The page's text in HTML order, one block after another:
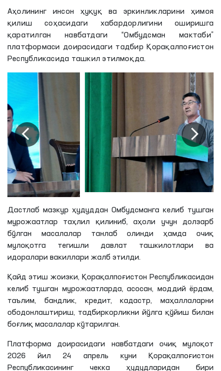
Аҳолининг инсон ҳуқуқ ва эркинликларини ҳимоя
қилиш соҳасидаги хабардорлигини оширишга
қаратилган навбатдаги “Омбудсман мактаби”
платформаси доирасидаги тадбир Қорақалпоғистон
Республикасида ташкил этилмоқда.
Дастлаб мазкур ҳудуддан Омбудсманга келиб тушган
мурожаатлар таҳлил қилиниб, аҳоли учун долзарб
бўлган масалалар танлаб олинди ҳамда очиқ
идоралари вакиллари жалб этилди.
Қайд этиш жоизки, Қорақалпоғистон Республикасидан
келиб тушган мурожаатларда, асосан, моддий ёрдам,
таълим, бандлик, кредит, кадастр, маҳаллаларни
ободонлаштириш, тадбиркорликни йўлга қўйиш билан
боғлиқ масалалар кўтарилган.
Платформа доирасидаги навбатдаги очиқ мулоқот
2026 йил 24 апрель куни Қорақалпоғистон
Республикасининг чекка ҳудудларидан бири